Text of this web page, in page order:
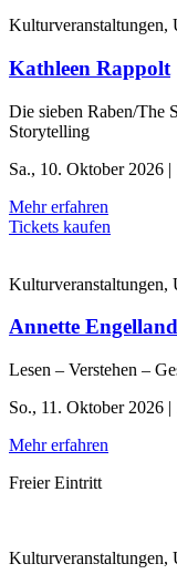
Kulturveranstaltungen,
Kathleen Rappolt
Die sieben Raben/The
Storytelling
Sa., 10. Oktober 2026
Mehr erfahren
Tickets kaufen
Kulturveranstaltungen,
Annette
Lesen – Verstehen –
So., 11. Oktober 2026
Mehr erfahren
Freier Eintritt
Kulturveranstaltungen,